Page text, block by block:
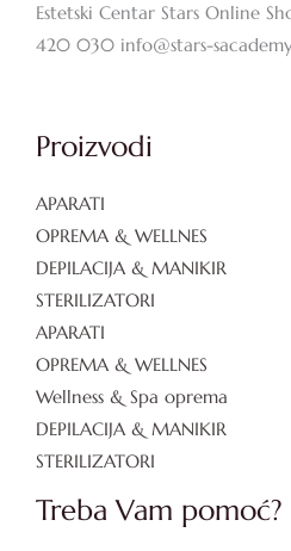
Estetski Centar Stars Online
420 030 info@stars-
Proizvodi
APARATI
OPREMA & WELLNES
DEPILACIJA & MANIKIR
STERILIZATORI
APARATI
OPREMA & WELLNES
Wellness & Spa oprema
DEPILACIJA & MANIKIR
STERILIZATORI
Treba Vam pomoć?